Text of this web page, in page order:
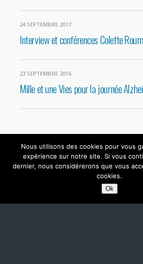
24 SEPTEMBRE 2017
Interview et conférences Colette
23 SEPTEMBRE 2016
Mille et une Vies pour la journée
Retour au début
Nous utilisons des cookies pour vous
expérience sur notre site. Si vous
dernier, nous considérerons que vous
cookies.
Ok